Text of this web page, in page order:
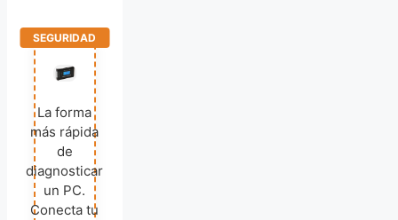
SEGURIDAD
La forma
más rápida
de
diagnosticar
un PC.
Conecta tu